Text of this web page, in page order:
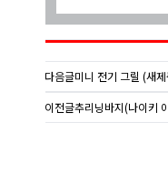
다음글미니 전기 그릴 (새
이전글추리닝바지(나이키